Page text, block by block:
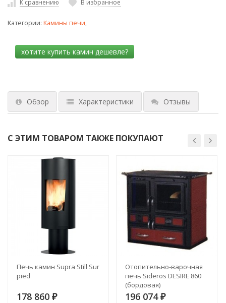
К сравнению В избранное
Категории: Камины печи,
Обзор Характеристики Отзывы
С ЭТИМ ТОВАРОМ ТАКЖЕ ПОКУПАЮТ
Печь камин Supra Still Sur
pied
178 860 ₽
Отопительно-варочная
печь Sideros DESIRE 860
(бордовая)
196 074 ₽